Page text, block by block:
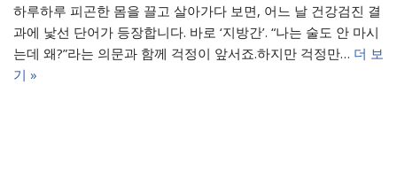
하루하루 피곤한 몸을 끌고 살아가다 보면, 어느 날 건강검진 결
과에 낯선 단어가 등장합니다. 바로 ‘지방간’. “나는 술도 안 마시
는데 왜?”라는 의문과 함께 걱정이 앞서죠.하지만 걱정만… 더 보
기 »